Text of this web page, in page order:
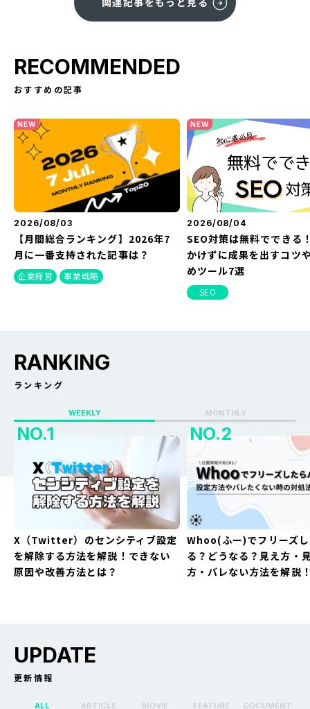
RECOMMENDED
おすすめの記事
NEW
2026/08/03
【月間総合ランキング】2026年7
月に一番支持された記事は？
企業経営 事業戦略
NEW
2026/08/04
SEO対策は無料でできる
かけずに成果を出すコツ
めツール7選
SEO
RANKING
ランキング
WEEKLY MONTHLY
X（Twitter）のセンシティブ設定
を解除する方法を解説！できない
原因や改善方法とは？
Whoo(ふー)でフリーズ
る？どうなる？見え方・
方・バレない方法を解説
UPDATE
更新情報
ALL ARTICLE MOVIE FEATURE DOCUMENT